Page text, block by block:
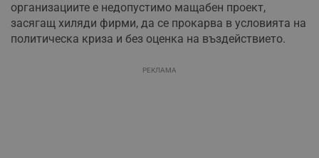
организациите е недопустимо мащабен проект,
засягащ хиляди фирми, да се прокарва в условията на
политическа криза и без оценка на въздействието.
РЕКЛАМА